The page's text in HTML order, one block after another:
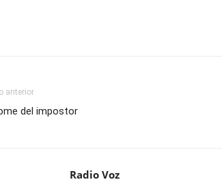
anterior
del impostor
Radio Voz